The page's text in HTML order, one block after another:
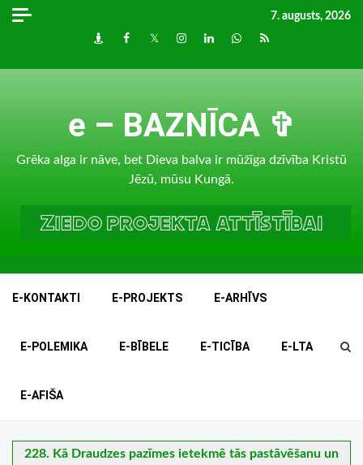
Skip
7. augusts, 2026
DraugiemFacebook
TwitterInstagram
LinkedInwhatsapp
RSS
e – BAZNĪCA ✞
Grēka alga ir nāve, bet Dieva balva ir mūžīga dzīvība Kristū
Jēzū, mūsu Kungā.
E-KONTAKTI E-PROJEKTS E-ARHĪVS
E-POLEMIKA E-BĪBELE E-TICĪBA E-LTA
E-AFIŠA
228. Kā Draudzes pazīmes ietekmē tās pastāvēšanu un